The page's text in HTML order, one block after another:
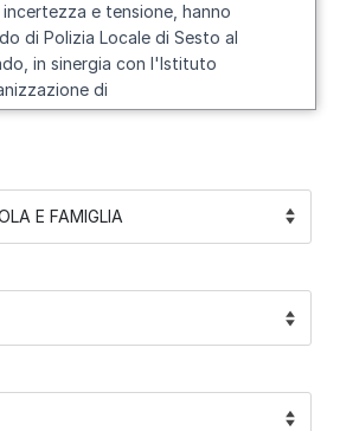
e tensione, hanno
di Polizia Locale di Sesto al
in sinergia con l'Istituto
di